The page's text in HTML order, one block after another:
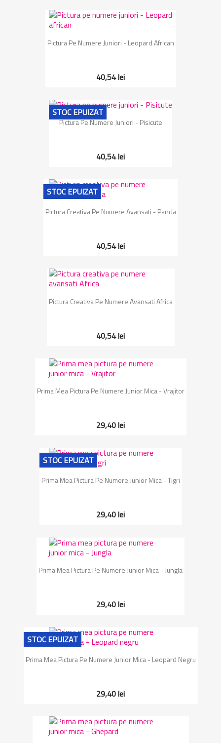
Pictura Pe Numere Juniori - Leopard African
40,54 lei
Pictura Pe Numere Juniori - Pisicute
40,54 lei
STOC EPUIZAT
Pictura Creativa Pe Numere Avansati - Panda
40,54 lei
STOC EPUIZAT
Pictura Creativa Pe Numere Avansati Africa
40,54 lei
Prima Mea Pictura Pe Numere Junior Mica - Vrajitor
29,40 lei
Prima Mea Pictura Pe Numere Junior Mica - Tigri
29,40 lei
STOC EPUIZAT
Prima Mea Pictura Pe Numere Junior Mica - Jungla
29,40 lei
Prima Mea Pictura Pe Numere Junior Mica - Leopard Negru
29,40 lei
STOC EPUIZAT